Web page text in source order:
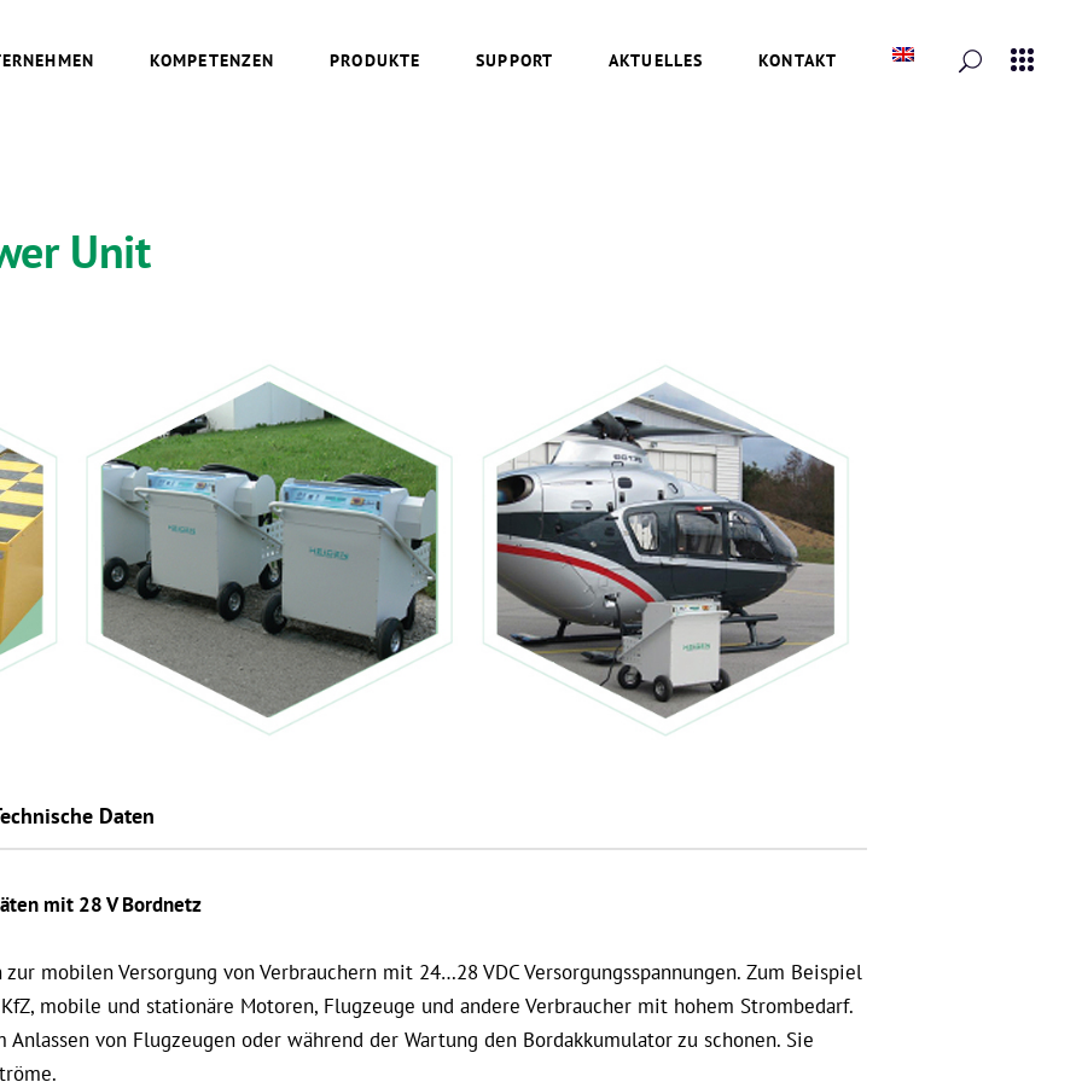
KOMPETENZEN PRODUKTE SUPPORT AKTUELLES KONTAKT
Unit
Daten
mit 28 V Bordnetz
mobilen Versorgung von Verbrauchern mit 24…28 VDC Versorgungsspannungen. Zum Beispiel
mobile und stationäre Motoren, Flugzeuge und andere Verbraucher mit hohem Strombedarf.
von Flugzeugen oder während der Wartung den Bordakkumulator zu schonen. Sie